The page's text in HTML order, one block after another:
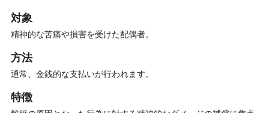
対象
精神的な苦痛や損害を受けた配偶者。
方法
通常、金銭的な支払いが行われます。
特徴